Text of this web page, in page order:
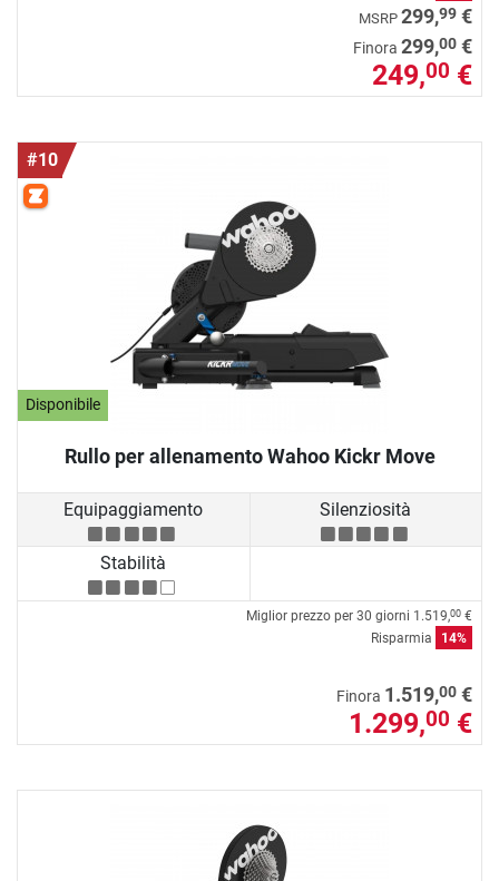
MSRP 299,99 €
Finora 299,00 €
249,00 €
#10
Disponibile
Rullo per allenamento Wahoo Kickr Move
Equipaggiamento Silenziosità
Stabilità
Miglior prezzo per 30 giorni 1.519,00 €
Risparmia
14%
Finora 1.519,00 €
1.299,00 €